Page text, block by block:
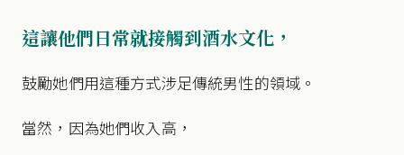
這讓他們日常就接觸到酒水文化，
鼓勵她們用這種方式涉足傳統男性的領域。
當然，因為她們收入高，